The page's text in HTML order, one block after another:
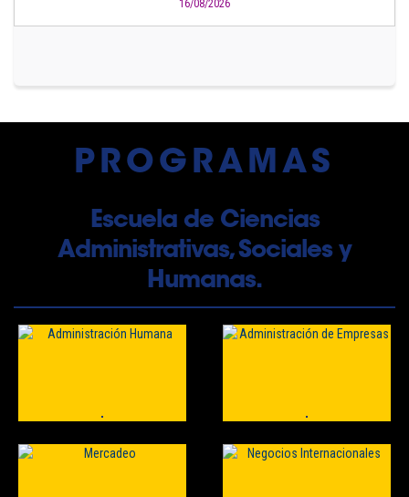
16/08/2026
PROGRAMAS
Escuela de Ciencias
Administrativas, Sociales y
Humanas.